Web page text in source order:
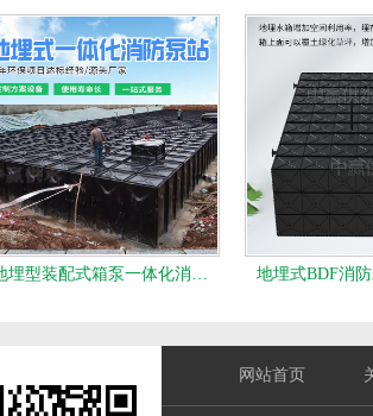
埋型装配式箱泵一体化消… 地埋式BDF消
网站首页